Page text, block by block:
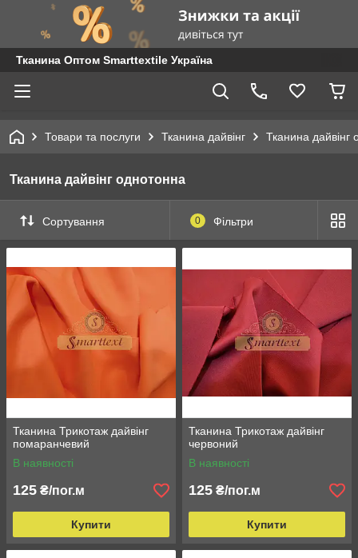
Тканина Оптом Smarttextile Україна
Товари та послуги Тканина дайвінг Тканина дайвінг
Тканина дайвінг однотонна
Сортування 0 Фільтри
Тканина Трикотаж дайвінг
помаранчевий
В наявності
125 ₴/пог.м
Купити
Тканина Трикотаж дайвінг
червоний
В наявності
125 ₴/пог.м
Купити